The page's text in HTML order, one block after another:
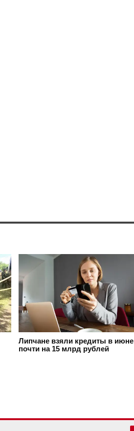
Липчане взяли кредиты в июне
почти на 15 млрд рублей